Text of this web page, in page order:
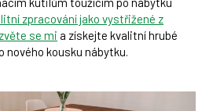
zpracování jako vystřižené z
se mi a získejte kvalitní hrubé
nového kousku nábytku.